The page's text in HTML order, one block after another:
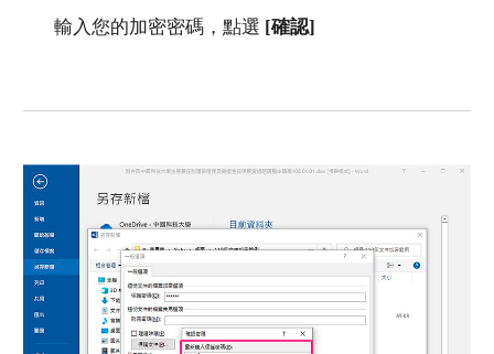
輸入您的加密密碼，點選 [確認]